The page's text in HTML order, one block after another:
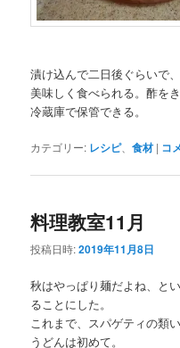
漬け込んで二日後ぐらいで
美味しく食べられる。酢を
冷蔵庫で保管できる。
カテゴリー: レシピ、食材 | コ
料理教室11月
投稿日時:2019年11月8日
秋はやっぱり麺だよね、と
ることにした。
これまで、スパゲティの類
うどんは初めて。